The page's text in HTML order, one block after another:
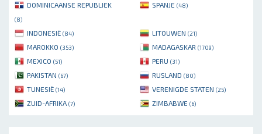
DOMINICAANSE REPUBLIEK
(8)
SPANJE (48)
INDONESIË (84) LITOUWEN (21)
MAROKKO (353) MADAGASKAR (1709)
MEXICO (51) PERU (31)
PAKISTAN (67) RUSLAND (80)
TUNESIË (14) VERENIGDE STATEN (25)
ZUID-AFRIKA (7) ZIMBABWE (6)